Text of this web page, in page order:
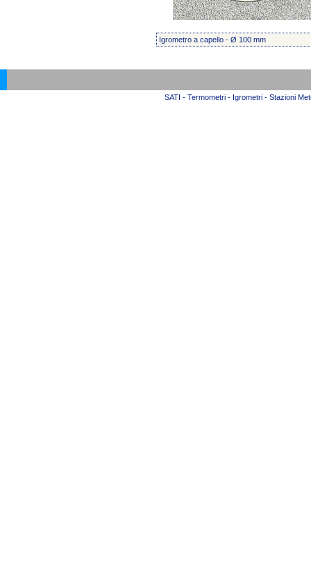
Igrometro a capello - Ø 100 mm
SATI - Termometri - Igrometri - Stazioni